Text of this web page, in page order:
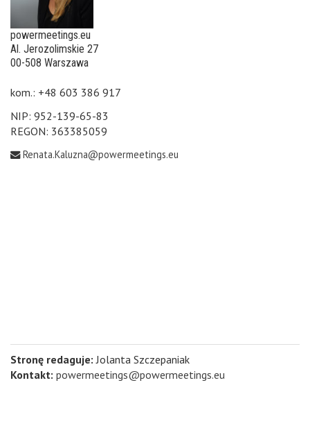
powermeetings.eu
Al. Jerozolimskie 27
00-508 Warszawa
kom.: +48 603 386 917
NIP: 952-139-65-83
REGON: 363385059
Renata.Kaluzna@powermeetings.eu
Stronę redaguje: Jolanta Szczepaniak
Kontakt: powermeetings@powermeetings.eu